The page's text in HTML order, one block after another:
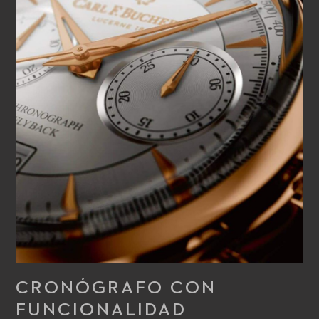
CRONÓGRAFO CON
FUNCIONALIDAD